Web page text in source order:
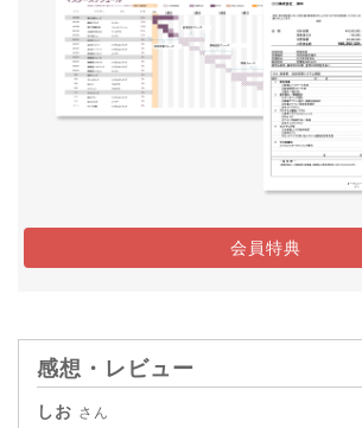
会員特典
感想・レビュー
しお さん